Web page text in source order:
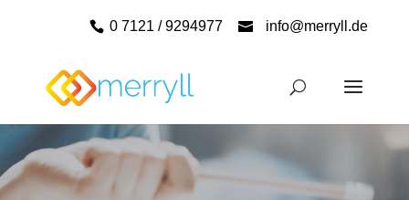
0 7121 / 9294977 info@merryll.de